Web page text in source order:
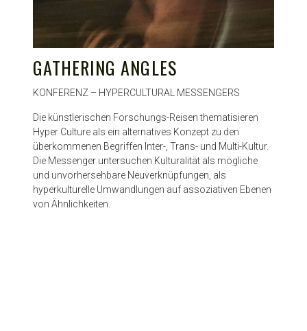
GATHERING ANGLES
KONFERENZ – HYPERCULTURAL MESSENGERS
Die künstlerischen Forschungs-Reisen thematisieren
Hyper Culture als ein alternatives Konzept zu den
überkommenen Begriffen Inter-, Trans- und Multi-Kultur.
Die Messenger untersuchen Kulturalität als mögliche
und unvorhersehbare Neuverknüpfungen, als
hyperkulturelle Umwandlungen auf assoziativen Ebenen
von Ähnlichkeiten.